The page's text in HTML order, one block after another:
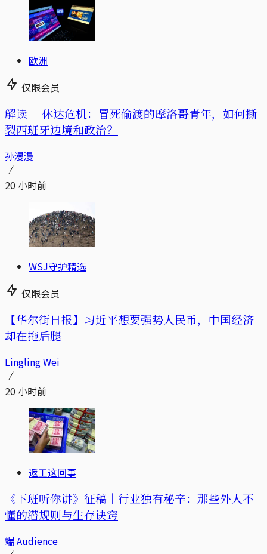
欧洲
仅限会员
解读｜ 休达危机：冒死偷渡的摩洛哥青年，如何撕
裂西班牙边境和政治？
孙漫漫
20 小时前
WSJ守护精选
仅限会员
【华尔街日报】习近平想要强势人民币，中国经济
却在拖后腿
Lingling Wei
20 小时前
返工这回事
《下班听你讲》征稿｜行业独有秘辛：那些外人不
懂的潜规则与生存诀窍
端 Audience